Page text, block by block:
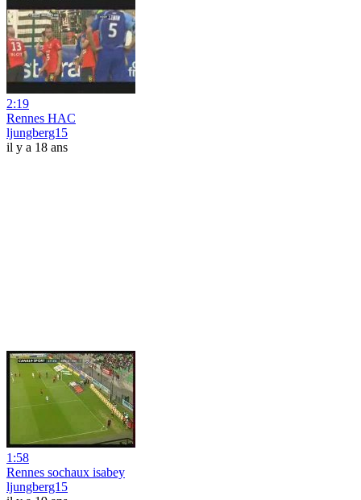
2:19
Rennes HAC
ljungberg15
il y a 18 ans
1:58
Rennes sochaux isabey
ljungberg15